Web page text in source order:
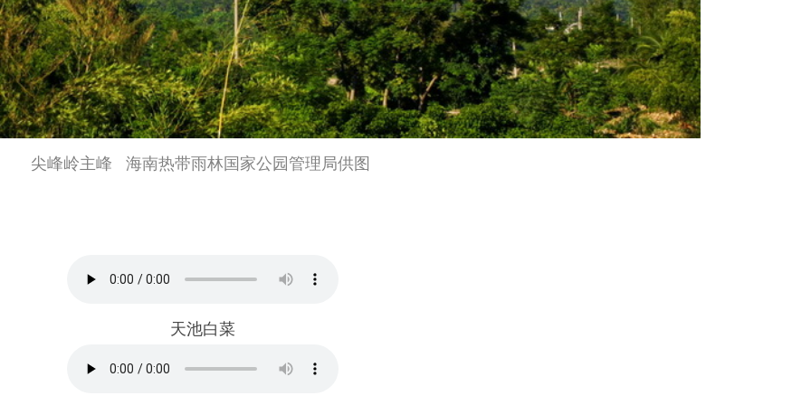
尖峰岭主峰 海南热带雨林国家公园管理局供图
天池白菜